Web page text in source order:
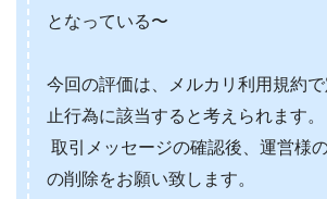
となっている〜
今回の評価は、メルカリ利用規約
止行為に該当すると考えられます。
取引メッセージの確認後、運営様
の削除をお願い致します。